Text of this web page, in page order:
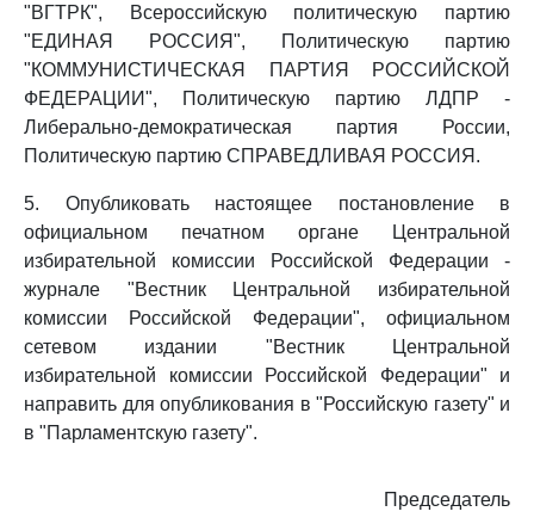
"ВГТРК", Всероссийскую политическую партию
"ЕДИНАЯ РОССИЯ", Политическую партию
"КОММУНИСТИЧЕСКАЯ ПАРТИЯ РОССИЙСКОЙ
ФЕДЕРАЦИИ", Политическую партию ЛДПР -
Либерально-демократическая партия России,
Политическую партию СПРАВЕДЛИВАЯ РОССИЯ.
5. Опубликовать настоящее постановление в
официальном печатном органе Центральной
избирательной комиссии Российской Федерации -
журнале "Вестник Центральной избирательной
комиссии Российской Федерации", официальном
сетевом издании "Вестник Центральной
избирательной комиссии Российской Федерации" и
направить для опубликования в "Российскую газету" и
в "Парламентскую газету".
Председатель